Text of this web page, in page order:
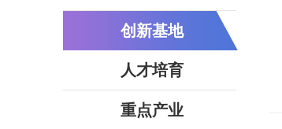
创新基地
人才培育
重点产业